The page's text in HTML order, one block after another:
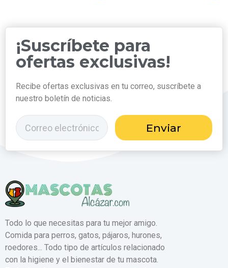
¡Suscríbete para
ofertas exclusivas!
Recibe ofertas exclusivas en tu correo, suscríbete a
nuestro boletín de noticias.
Enviar
Todo lo que necesitas para tu mejor amigo.
Comida para perros, gatos, pájaros, hurones,
roedores... Todo tipo de artículos relacionado
con la higiene y el bienestar de tu mascota.